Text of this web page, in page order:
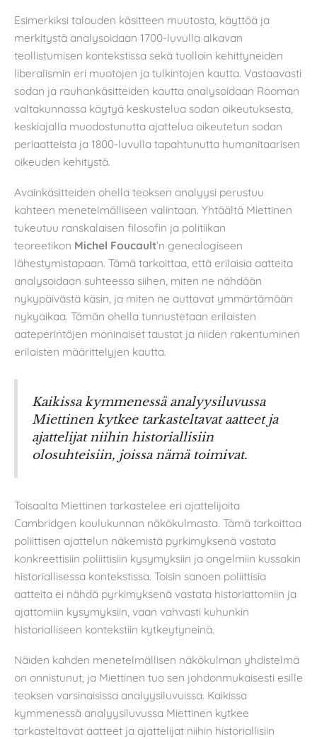
Esimerkiksi talouden käsitteen muutosta, käyttöä ja
merkitystä analysoidaan 1700-luvulla alkavan
teollistumisen kontekstissa sekä tuolloin kehittyneiden
liberalismin eri muotojen ja tulkintojen kautta. Vastaavasti
sodan ja rauhankäsitteiden kautta analysoidaan Rooman
valtakunnassa käytyä keskustelua sodan oikeutuksesta,
keskiajalla muodostunutta ajattelua oikeutetun sodan
periaatteista ja 1800-luvulla tapahtunutta humanitaarisen
oikeuden kehitystä.
Avainkäsitteiden ohella teoksen analyysi perustuu
kahteen menetelmälliseen valintaan. Yhtäältä Miettinen
tukeutuu ranskalaisen filosofin ja politiikan
teoreetikon Michel Foucault’n genealogiseen
lähestymistapaan. Tämä tarkoittaa, että erilaisia aatteita
analysoidaan suhteessa siihen, miten ne nähdään
nykypäivästä käsin, ja miten ne auttavat ymmärtämään
nykyaikaa. Tämän ohella tunnustetaan erilaisten
aateperintöjen moninaiset taustat ja niiden rakentuminen
erilaisten määrittelyjen kautta.
Kaikissa kymmenessä analyysiluvussa
Miettinen kytkee tarkasteltavat aatteet ja
ajattelijat niihin historiallisiin
olosuhteisiin, joissa nämä toimivat.
Toisaalta Miettinen tarkastelee eri ajattelijoita
Cambridgen koulukunnan näkökulmasta. Tämä tarkoittaa
poliittisen ajattelun näkemistä pyrkimyksenä vastata
konkreettisiin poliittisiin kysymyksiin ja ongelmiin kussakin
historiallisessa kontekstissa. Toisin sanoen poliittisia
aatteita ei nähdä pyrkimyksenä vastata historiattomiin ja
ajattomiin kysymyksiin, vaan vahvasti kuhunkin
historialliseen kontekstiin kytkeytyneinä.
Näiden kahden menetelmällisen näkökulman yhdistelmä
on onnistunut, ja Miettinen tuo sen johdonmukaisesti esille
teoksen varsinaisissa analyysiluvuissa. Kaikissa
kymmenessä analyysiluvussa Miettinen kytkee
tarkasteltavat aatteet ja ajattelijat niihin historiallisiin